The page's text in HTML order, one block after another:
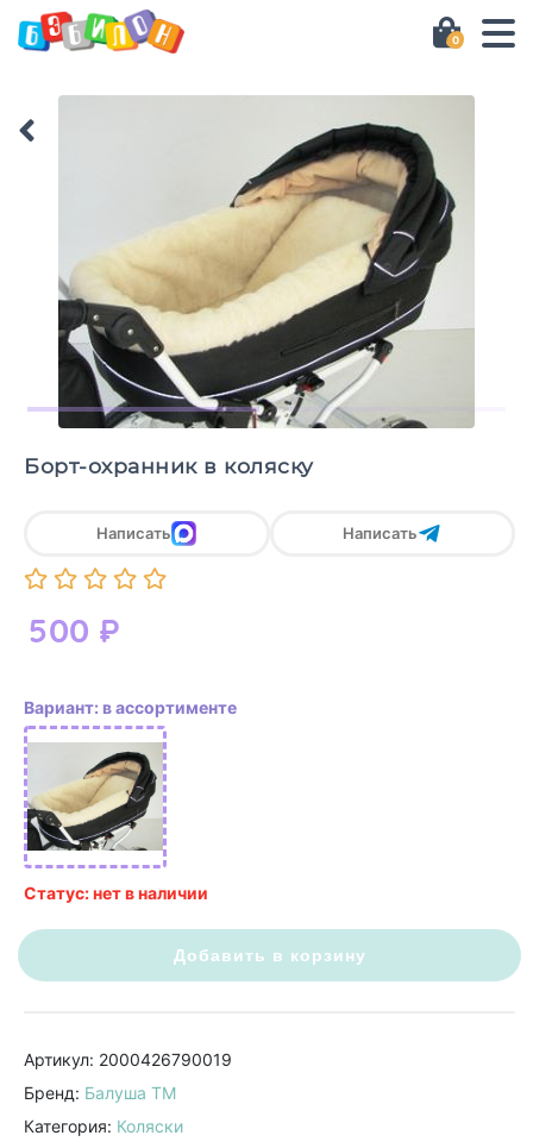
0
Борт-охранник в коляску
500 ₽
Написать Написать
Вариант: в ассортименте
Статус: нет в наличии
Добавить в корзину
Артикул: 2000426790019
Бренд: Балуша ТМ
Категория: Коляски